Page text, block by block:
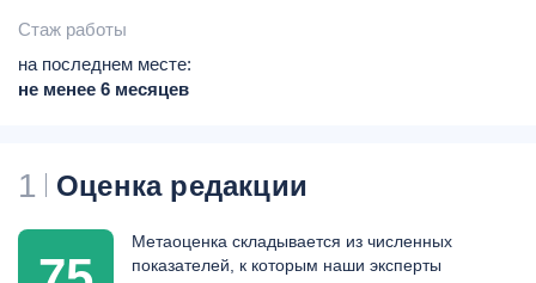
Стаж работы
на последнем месте:
не менее 6 месяцев
1 Оценка редакции
Метаоценка складывается из численных
показателей, к которым наши эксперты